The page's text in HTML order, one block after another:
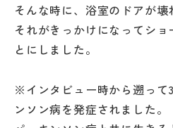
そんな時に、浴室のドアが壊
それがきっかけになってシ
とにしました。
※インタビュー時から遡って
ンソン病を発症されました。